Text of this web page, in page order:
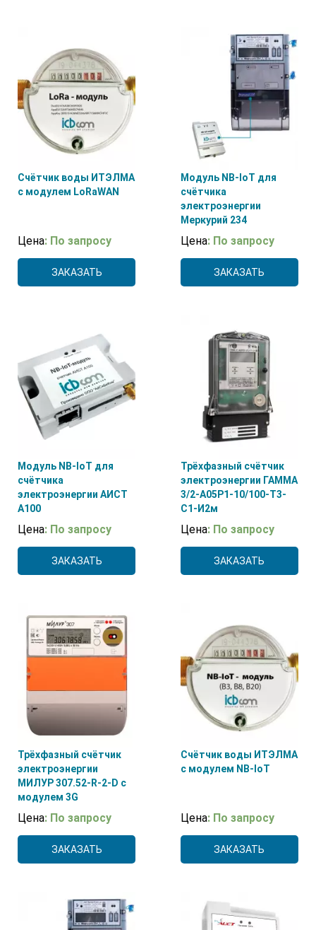
Счётчик воды ИТЭЛМА
с модулем LoRaWAN
Цена: По запросу
ЗАКАЗАТЬ
Модуль NB-IoT для
счётчика
электроэнергии
Меркурий 234
Цена: По запросу
ЗАКАЗАТЬ
Модуль NB-IoT для
счётчика
электроэнергии АИСТ
А100
Цена: По запросу
ЗАКАЗАТЬ
Трёхфазный счётчик
электроэнергии ГАММА
3/2-А05Р1-10/100-Т3-
С1-И2м
Цена: По запросу
ЗАКАЗАТЬ
Трёхфазный счётчик
электроэнергии
МИЛУР 307.52-R-2-D с
модулем 3G
Цена: По запросу
ЗАКАЗАТЬ
Счётчик воды ИТЭЛМА
с модулем NB-IoT
Цена: По запросу
ЗАКАЗАТЬ